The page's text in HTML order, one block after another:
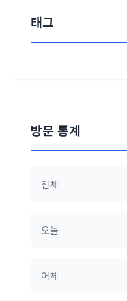
태그
방문 통계
전체
오늘
어제